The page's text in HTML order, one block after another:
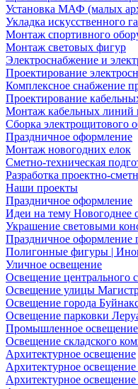
Установка МАФ (малых
Укладка искусственного
Монтаж спортивного
Монтаж световых фигур
Электроснабжение и
Проектирование
Комплексное снабжение
Проектирование
Монтаж кабельных линий
Сборка электрощитового
Праздничное оформление
Монтаж новогодних елок
Сметно-техническая
Разработка проектно-
Наши проекты
Праздничное оформление
Идеи на тему Новогоднее
Украшение световыми
Праздничное оформление
Полигонные фигуры |
Уличное освещение
Освещение центрального
Освещение улицы
Освещение города
Освещение парковки
Промышленное освещение
Освещение складского
Архитектурное освещение
Архитектурное
Архитектурное